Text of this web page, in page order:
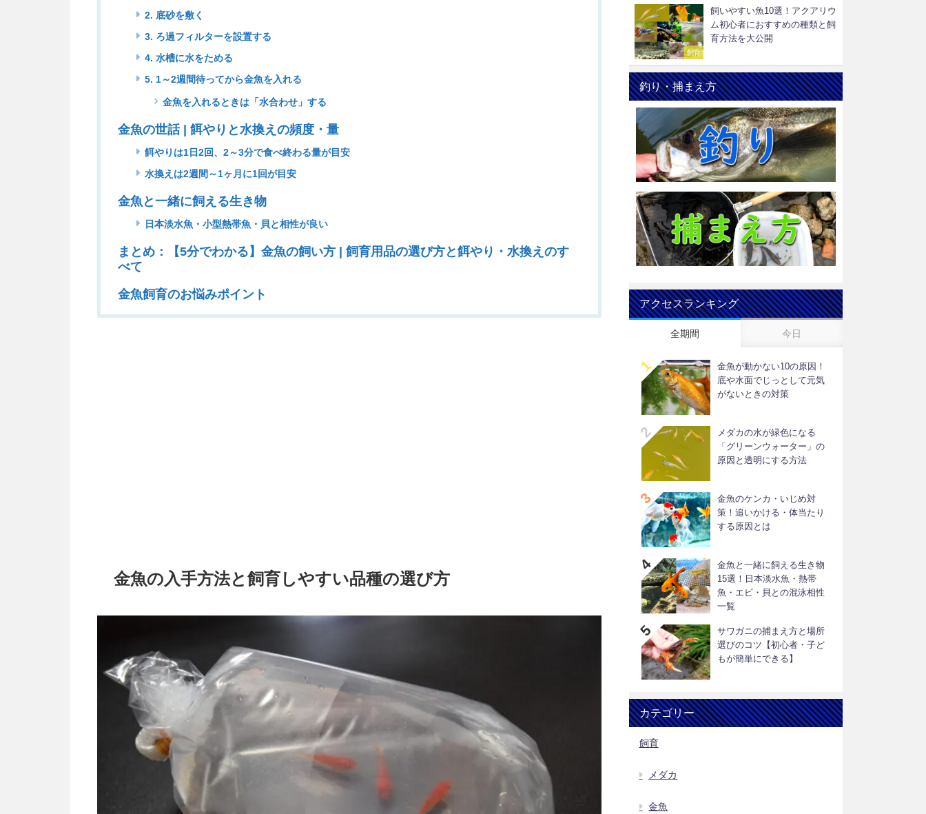
2. 底砂を敷く
3. ろ過フィルターを設置する
4. 水槽に水をためる
5. 1～2週間待ってから金魚を入れる
金魚を入れるときは「水合わせ」する
金魚の世話 | 餌やりと水換えの頻度・量
餌やりは1日2回、2～3分で食べ終わる量が目安
水換えは2週間～1ヶ月に1回が目安
金魚と一緒に飼える生き物
日本淡水魚・小型熱帯魚・貝と相性が良い
まとめ：【5分でわかる】金魚の飼い方 | 飼育用品の選び方と餌やり・水換えのす
べて
金魚飼育のお悩みポイント
金魚の入手方法と飼育しやすい品種の選び方
飼育
飼いやすい魚10選！アクアリウ
ム初心者におすすめの種類と飼
育方法を大公開
釣り・捕まえ方
アクセスランキング
全期間 今日
金魚が動かない10の原因！
底や水面でじっとして元気
がないときの対策
メダカの水が緑色になる
「グリーンウォーター」の
原因と透明にする方法
金魚のケンカ・いじめ対
策！追いかける・体当たり
する原因とは
金魚と一緒に飼える生き物
15選！日本淡水魚・熱帯
魚・エビ・貝との混泳相性
一覧
サワガニの捕まえ方と場所
選びのコツ【初心者・子ど
もが簡単にできる】
カテゴリー
飼育
メダカ
金魚